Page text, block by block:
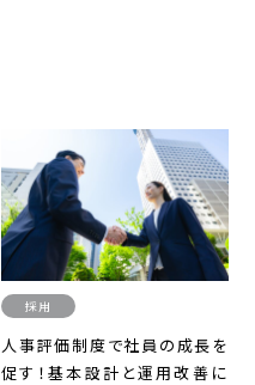
採用
人事評価制度で社員の成長を
促す！基本設計と運用改善に